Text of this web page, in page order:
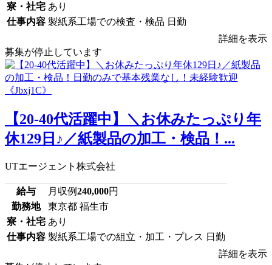
寮・社宅 あり
仕事内容 製紙系工場での検査・検品 日勤
詳細を表示
募集が停止しています
【20-40代活躍中】＼お休みたっぷり年
休129日♪／紙製品の加工・検品！...
UTエージェント株式会社
給与 月収例240,000円
勤務地
東京都 福生市
寮・社宅 あり
仕事内容 製紙系工場での組立・加工・プレス 日勤
詳細を表示